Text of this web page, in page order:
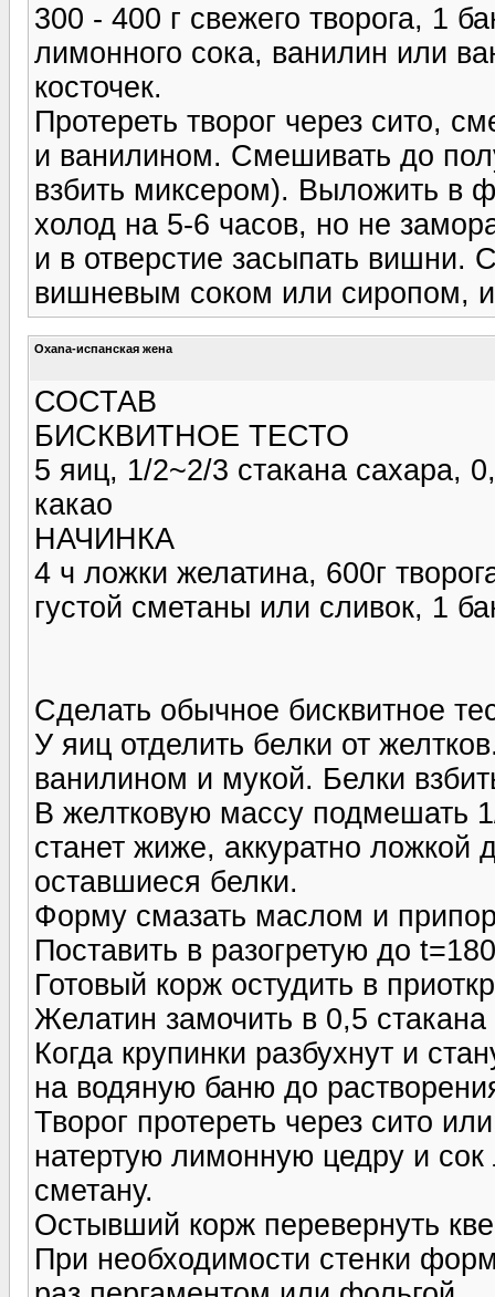
300 - 400 г свежего творога, 1
лимонного сока, ванилин или
косточек.
Протереть творог через сито,
и ванилином. Смешивать до
взбить миксером). Выложить в
холод на 5-6 часов, но не
и в отверстие засыпать вишни.
вишневым соком или сиропом,
Oxana-испанская жена
СОСТАВ
БИСКВИТНОЕ ТЕСТО
5 яиц, 1/2~2/3 стакана сахара,
какао
НАЧИНКА
4 ч ложки желатина, 600г
густой сметаны или сливок, 1
Сделать обычное бисквитное
У яиц отделить белки от
ванилином и мукой. Белки
В желтковую массу подмешать
станет жиже, аккуратно
оставшиеся белки.
Форму смазать маслом и
Поставить в разогретую до
Готовый корж остудить в
Желатин замочить в 0,5
Когда крупинки разбухнут и
на водяную баню до
Творог протереть через сито
натертую лимонную цедру и
сметану.
Остывший корж перевернуть
При необходимости стенки